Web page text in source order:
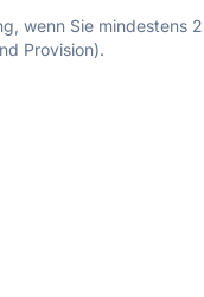
wenn Sie mindestens
Provision).